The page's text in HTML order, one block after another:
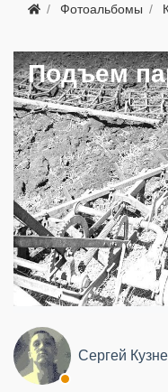
Фотоальбомы
Подъем
Сергей